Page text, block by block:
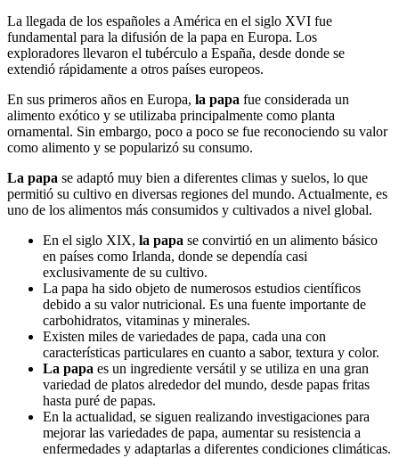
La llegada de los españoles a América en el siglo XVI fue
fundamental para la difusión de la papa en Europa. Los
exploradores llevaron el tubérculo a España, desde donde se
extendió rápidamente a otros países europeos.
En sus primeros años en Europa, la papa fue considerada un
alimento exótico y se utilizaba principalmente como planta
ornamental. Sin embargo, poco a poco se fue reconociendo su valor
como alimento y se popularizó su consumo.
La papa se adaptó muy bien a diferentes climas y suelos, lo que
permitió su cultivo en diversas regiones del mundo. Actualmente, es
uno de los alimentos más consumidos y cultivados a nivel global.
En el siglo XIX, la papa se convirtió en un alimento básico
en países como Irlanda, donde se dependía casi
exclusivamente de su cultivo.
La papa ha sido objeto de numerosos estudios científicos
debido a su valor nutricional. Es una fuente importante de
carbohidratos, vitaminas y minerales.
Existen miles de variedades de papa, cada una con
características particulares en cuanto a sabor, textura y color.
La papa es un ingrediente versátil y se utiliza en una gran
variedad de platos alrededor del mundo, desde papas fritas
hasta puré de papas.
En la actualidad, se siguen realizando investigaciones para
mejorar las variedades de papa, aumentar su resistencia a
enfermedades y adaptarlas a diferentes condiciones climáticas.